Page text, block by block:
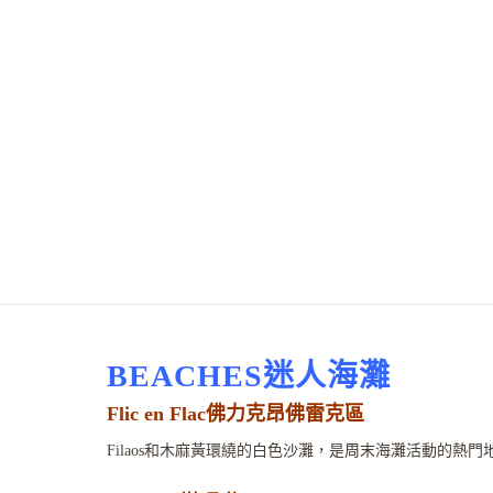
BEACHES迷人海灘
Flic en Flac佛力克昂佛雷克區
Filaos和木麻黃環繞的白色沙灘，是周末海灘活動的熱門